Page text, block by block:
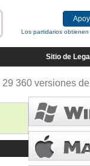
Los partidarios
Sitio de
29 360 versiones